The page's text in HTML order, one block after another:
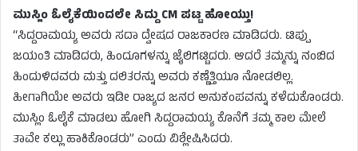
ಮುಸ್ಲಿಂ ಓಲೈಕೆಯಿಂದಲೇ ಸಿದ್ದು CM ಪಟ್ಟ ಹೋಯ್ತು!
“ಸಿದ್ದರಾಮಯ್ಯ ಅವರು ಸದಾ ದ್ವೇಷದ ರಾಜಕಾರಣ ಮಾಡಿದರು. ಟಿಪ್ಪು
ಜಯಂತಿ ಮಾಡಿದರು, ಹಿಂದೂಗಳನ್ನು ಜೈಲಿಗಟ್ಟಿದರು. ಆದರೆ ತಮ್ಮನ್ನು ನಂಬಿದ
ಹಿಂದುಳಿದವರು ಮತ್ತು ದಲಿತರನ್ನು ಅವರು ಕಣ್ಣೆತ್ತಿಯೂ ನೋಡಲಿಲ್ಲ.
ಹೀಗಾಗಿಯೇ ಅವರು ಇಡೀ ರಾಜ್ಯದ ಜನರ ಅನುಕಂಪವನ್ನು ಕಳೆದುಕೊಂಡರು.
ಮುಸ್ಲಿಂ ಓಲೈಕೆ ಮಾಡಲು ಹೋಗಿ ಸಿದ್ದರಾಮಯ್ಯ ಕೊನೆಗೆ ತಮ್ಮ ಕಾಲ ಮೇಲೆ
ತಾವೇ ಕಲ್ಲು ಹಾಕಿಕೊಂಡರು” ಎಂದು ವಿಶ್ಲೇಷಿಸಿದರು.